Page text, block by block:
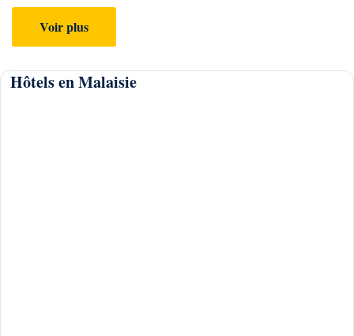
Voir plus
Hôtels en Malaisie